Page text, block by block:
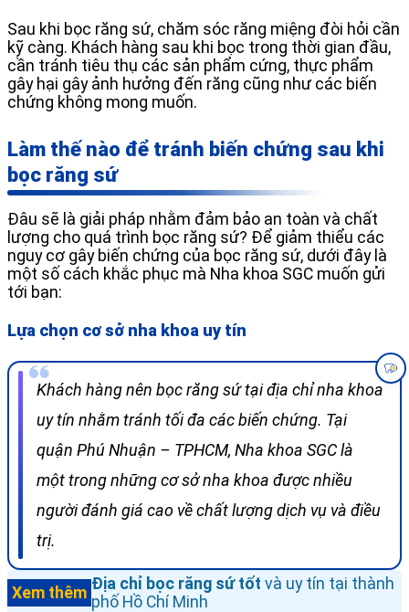
Sau khi bọc răng sứ, chăm sóc răng miệng đòi hỏi cần
kỹ càng. Khách hàng sau khi bọc trong thời gian đầu,
cần tránh tiêu thụ các sản phẩm cứng, thực phẩm
gây hại gây ảnh hưởng đến răng cũng như các biến
chứng không mong muốn.
Làm thế nào để tránh biến chứng sau khi
bọc răng sứ
Đâu sẽ là giải pháp nhằm đảm bảo an toàn và chất
lượng cho quá trình bọc răng sứ? Để giảm thiểu các
nguy cơ gây biến chứng của bọc răng sứ, dưới đây là
một số cách khắc phục mà Nha khoa SGC muốn gửi
tới bạn:
Lựa chọn cơ sở nha khoa uy tín
Khách hàng nên bọc răng sứ tại địa chỉ nha khoa
uy tín nhằm tránh tối đa các biến chứng. Tại
quận Phú Nhuận – TPHCM, Nha khoa SGC là
một trong những cơ sở nha khoa được nhiều
người đánh giá cao về chất lượng dịch vụ và điều
trị.
Xem thêm Địa chỉ bọc răng sứ tốt và uy tín tại thành
phố Hồ Chí Minh